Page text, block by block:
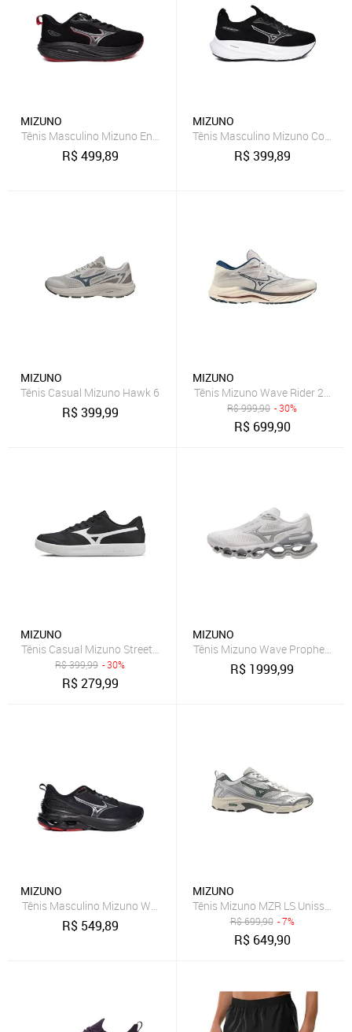
MIZUNO
Tênis Masculino Mizuno Enigma 3 Fitness Preto/Vermelho
R$499,89
MIZUNO
Tênis Masculino Mizuno Cool
R$399,89
MIZUNO
Tênis Casual Mizuno Hawk 6
R$399,99
MIZUNO
Tênis Mizuno Wave Rider 27
R$999,90 - 30%
R$ 699,90
MIZUNO
Tênis Casual Mizuno Street Wind
R$399,99 - 30%
R$279,99
MIZUNO
Tênis Mizuno Wave Prophecy 15
R$ 1999,99
MIZUNO
Tênis Masculino Mizuno Wave Dynasty 8 Preto/Vermelho
R$ 549,89
MIZUNO
Tênis Mizuno MZR LS Unissex -
R$699,90 - 7%
R$ 649,90